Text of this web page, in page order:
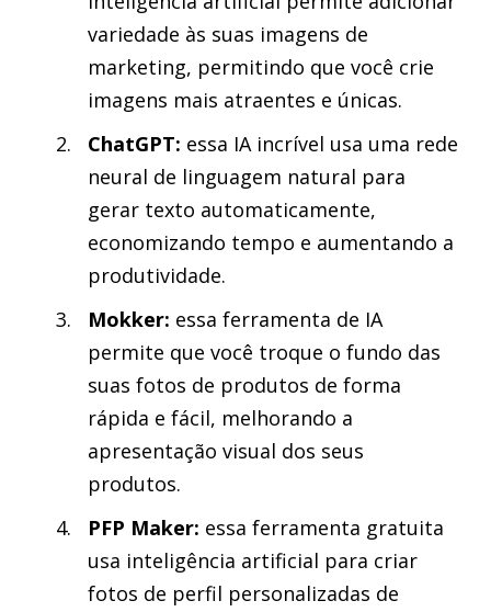
variedade às suas imagens de
marketing, permitindo que você crie
imagens mais atraentes e únicas.
ChatGPT: essa IA incrível usa uma rede
neural de linguagem natural para
gerar texto automaticamente,
economizando tempo e aumentando a
produtividade.
Mokker: essa ferramenta de IA
permite que você troque o fundo das
suas fotos de produtos de forma
rápida e fácil, melhorando a
apresentação visual dos seus
produtos.
PFP Maker: essa ferramenta gratuita
usa inteligência artificial para criar
fotos de perfil personalizadas de